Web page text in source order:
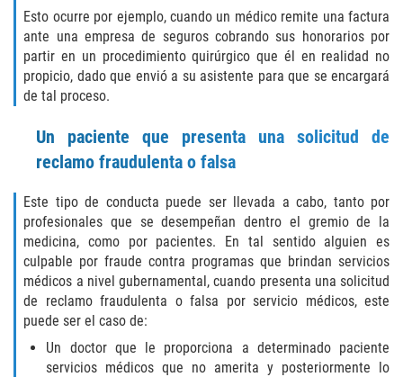
Aumento de Sentencia para Pandillas
Disuadir a un Testigo
Homicidio Involuntario
Intento de Asesinato
Secuestro
Violencia Doméstica
Acecho
Esto ocurre por ejemplo, cuando un médico remite una factura
ante una empresa de seguros cobrando sus honorarios por
partir en un procedimiento quirúrgico que él en realidad no
propicio, dado que envió a su asistente para que se encargará
de tal proceso.
Un paciente que presenta una solicitud de
reclamo fraudulenta o falsa
Este tipo de conducta puede ser llevada a cabo, tanto por
profesionales que se desempeñan dentro el gremio de la
medicina, como por pacientes. En tal sentido alguien es
culpable por fraude contra programas que brindan servicios
médicos a nivel gubernamental, cuando presenta una solicitud
de reclamo fraudulenta o falsa por servicio médicos, este
puede ser el caso de:
Un doctor que le proporciona a determinado paciente
servicios médicos que no amerita y posteriormente lo